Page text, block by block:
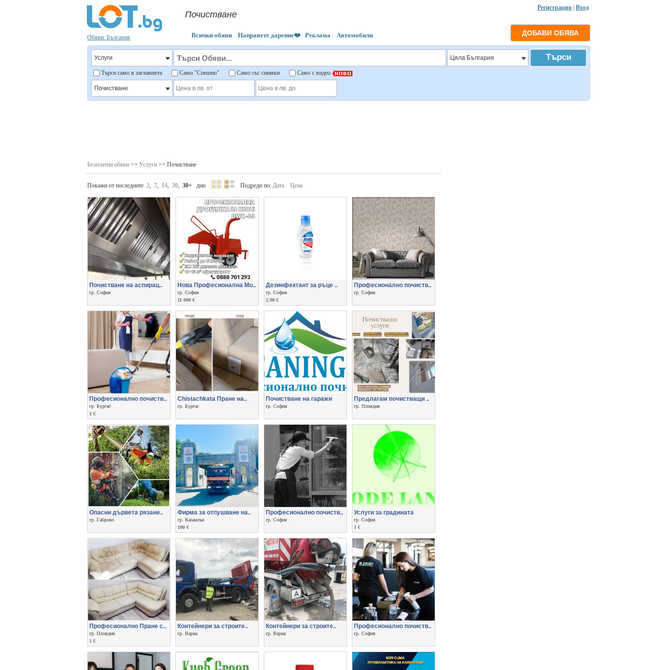
Регистрация Вход
Обяви: България
Почистване
Всички обяви Направете дарение❤️ Реклама Автомобили
Търси само в заглавията Само "Спешно" Само със снимки Само с видео
Безплатни обяви >> Услуги >> Почистване
Покажи от последните 2 7 14 30 30+ дни Подреди по: Дата Цена
Почистване на aспирац..
гр. София
Нова Професионална Мо..
гр. София
11 000 €
Дезинфектант за ръце ..
гр. София
2,90 €
Професионално почиств..
гр. София
Професионално почиств..
гр. Бургас
1 €
Chistachkata Пране на..
гр. Бургас
Почистване на гаражи
гр. София
Предлагам почистващи ..
гр. Пловдив
Опасни дървета рязане..
гр. Габрово
Фирма за отпушване на..
гр. Казанлък
100 €
Професионално почиств..
гр. София
Услуги за градината
гр. София
1 €
Професионално Пране с..
гр. Пловдив
1 €
Контейнери за строите..
гр. Варна
Контейнери за строите..
гр. Варна
Професионално почиств..
гр. София